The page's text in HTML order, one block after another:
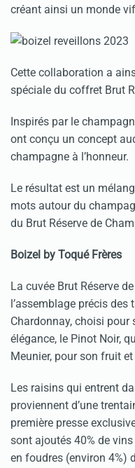
créant ainsi un monde
Cette collaboration a
spéciale du coffret Brut
Inspirés par le
ont conçu un concept
champagne à l’honneur.
Le résultat est un
mots autour du
du Brut Réserve de
Boizel by Toqué Frères
La cuvée Brut Réserve
l’assemblage précis
Chardonnay, choisi
élégance, le Pinot Noir,
Meunier, pour son fruit
Les raisins qui entrent
proviennent d’une
première presse
sont ajoutés 40% de
en foudres (environ 4%)